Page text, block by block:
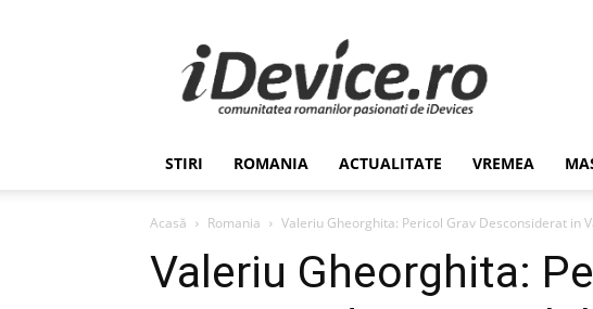
Stiri
de
Ultima
Ora
Romania,
Economie,
–
iDevice.ro
STIRI ROMANIA ACTUALITATE VREMEA
Acasă Romania Valeriu Gheorghita: Pericol Grav Desconsiderat in
Valeriu Gheorghita: